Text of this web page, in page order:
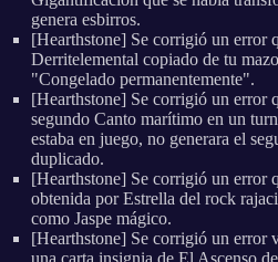
genera esbirros.
[Hearthstone] Se corrigió un error
Derritelemental copiado de tu
"Congelado permanentemente".
[Hearthstone] Se corrigió un error
segundo Canto marítimo en un
estaba en juego, no generara el
duplicado.
[Hearthstone] Se corrigió un error
obtenida por Estrella del rock
como Jaspe mágico.
[Hearthstone] Se corrigió un error
una carta insignia de El Ascenso